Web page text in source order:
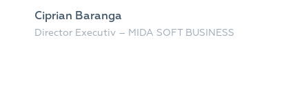
Ciprian Baranga
Director Executiv – MIDA SOFT BUSINESS